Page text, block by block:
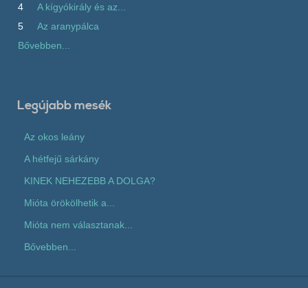
4
A kígyókirály és az...
5
Az aranypálca
Bővebben...
Legújabb mesék
Az okos leány
A hétfejű sárkány
KINEK NEHEZEBB A DOLGA?
Mióta örökölhetik a...
Mióta nem választanak...
Bővebben...